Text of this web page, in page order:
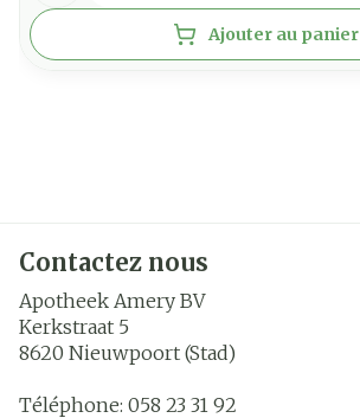
Ajouter au panier
Contactez nous
Apotheek Amery BV
Kerkstraat 5
8620 Nieuwpoort (Stad)
Téléphone: 058 23 31 92